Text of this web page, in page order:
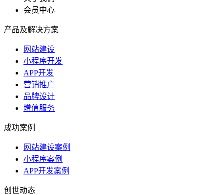
会员中心
产品及解决方案
网站建设
小程序开发
APP开发
营销推广
品牌设计
增值服务
成功案例
网站建设案例
小程序案例
APP开发案例
创世动态